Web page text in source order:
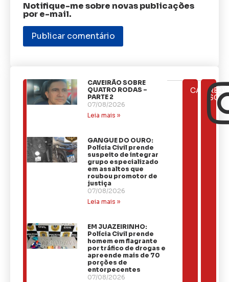
Notifique-me sobre novas publicações
por e-mail.
ÚLTIMAS
NOTÍCIAS
CAVEIRÃO SOBRE
QUATRO RODAS –
PARTE 2
07/08/2026
Leia mais »
GANGUE DO OURO:
Polícia Civil prende
suspeito de integrar
grupo especializado
em assaltos que
roubou promotor de
justiça
07/08/2026
Leia mais »
EM JUAZEIRINHO:
Polícia Civil prende
homem em flagrante
por tráfico de drogas e
apreende mais de 70
porções de
entorpecentes
07/08/2026